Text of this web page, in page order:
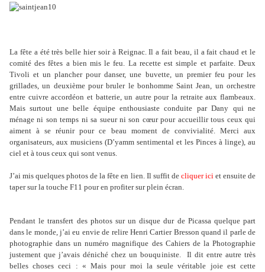
La fête a été très belle hier soir à Reignac. Il a fait beau, il a fait chaud et le
comité des fêtes a bien mis le feu. La recette est simple et parfaite. Deux
Tivoli et un plancher pour danser, une buvette, un premier feu pour les
grillades, un deuxième pour bruler le bonhomme Saint Jean, un orchestre
entre cuivre accordéon et batterie, un autre pour la retraite aux flambeaux.
Mais surtout une belle équipe enthousiaste conduite par Dany qui ne
ménage ni son temps ni sa sueur ni son cœur pour accueillir tous ceux qui
aiment à se réunir pour ce beau moment de convivialité. Merci aux
organisateurs, aux musiciens (D’yamm sentimental et les Pinces à linge), au
ciel et à tous ceux qui sont venus.
J’ai mis quelques photos de la fête en lien. Il suffit de cliquer iciet ensuite de
taper sur la touche F11 pour en profiter sur plein écran.
Pendant le transfert des photos sur un disque dur de Picassa quelque part
dans le monde, j’ai eu envie de relire Henri Cartier Bresson quand il parle de
photographie dans un numéro magnifique des Cahiers de la Photographie
justement que j’avais déniché chez un bouquiniste.
Il dit entre autre très
belles choses ceci : « Mais pour moi la seule véritable joie est cette